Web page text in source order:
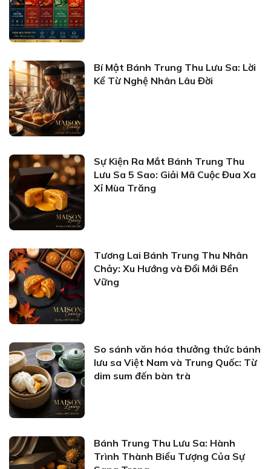
Bí Mật Bánh Trung Thu Lưu Sa: Lời
Kể Từ Nghệ Nhân Lâu Đời
Sự Kiện Ra Mắt Bánh Trung Thu
Lưu Sa 5 Sao: Giải Mã Cuộc Đua Xa
Xỉ Mùa Trăng
Tương Lai Bánh Trung Thu Nhân
Chảy: Xu Hướng và Đổi Mới Bền
Vững
So sánh văn hóa thưởng thức bánh
lưu sa Việt Nam và Trung Quốc: Từ
dim sum đến bàn trà
Bánh Trung Thu Lưu Sa: Hành
Trình Thành Biểu Tượng Của Sự